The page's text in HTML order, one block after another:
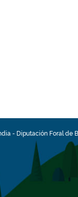
- Diputación Foral de